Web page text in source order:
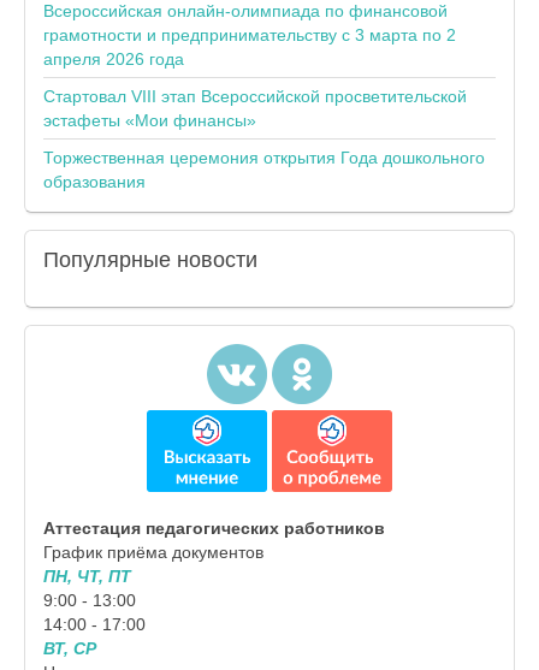
Всероссийская онлайн-олимпиада по финансовой
грамотности и предпринимательству с 3 марта по 2
апреля 2026 года
Стартовал VIII этап Всероссийской просветительской
эстафеты «Мои финансы»
Торжественная церемония открытия Года дошкольного
образования
Популярные новости
Аттестация педагогических работников
График приёма документов
ПН, ЧТ, ПТ
9:00 - 13:00
14:00 - 17:00
ВТ, СР